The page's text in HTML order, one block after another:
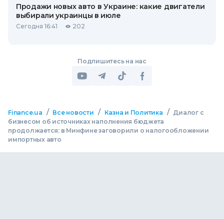
Продажи новых авто в Украине: какие двигатели
выбирали украинцы в июле
Сегодня 16:41 202
Подпишитесь на нас
Finance.ua / Все новости / Казна и Политика / Диалог с
бизнесом об источниках наполнения бюджета
продолжается: в Минфине заговорили о налогообложении
импортных авто